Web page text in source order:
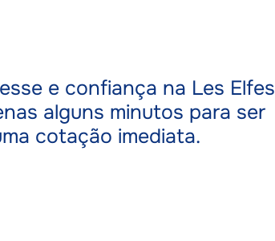
e confiança na Les Elfes
alguns minutos para ser
cotação imediata.